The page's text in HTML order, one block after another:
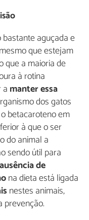
aguçada e
que estejam
que a maioria de
à rotina
manter essa
dos gatos
betacaroteno em
à que o ser
do animal a
sendo útil para
de
na dieta está ligada
nestes animais,
prevenção.